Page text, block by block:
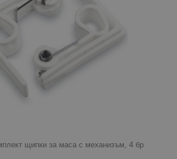
щипки за маса с механизъм, 4 бр